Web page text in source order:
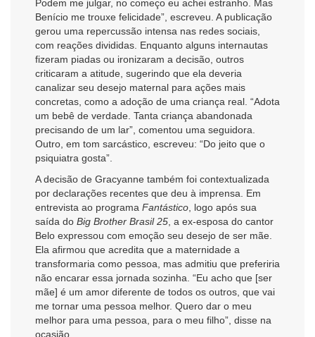
Podem me julgar, no começo eu achei estranho. Mas
Benício me trouxe felicidade”, escreveu. A publicação
gerou uma repercussão intensa nas redes sociais,
com reações divididas. Enquanto alguns internautas
fizeram piadas ou ironizaram a decisão, outros
criticaram a atitude, sugerindo que ela deveria
canalizar seu desejo maternal para ações mais
concretas, como a adoção de uma criança real. “Adota
um bebê de verdade. Tanta criança abandonada
precisando de um lar”, comentou uma seguidora.
Outro, em tom sarcástico, escreveu: “Do jeito que o
psiquiatra gosta”.
A decisão de Gracyanne também foi contextualizada
por declarações recentes que deu à imprensa. Em
entrevista ao programa Fantástico , logo após sua
saída do Big Brother Brasil 25 , a ex-esposa do cantor
Belo expressou com emoção seu desejo de ser mãe.
Ela afirmou que acredita que a maternidade a
transformaria como pessoa, mas admitiu que preferiria
não encarar essa jornada sozinha. “Eu acho que [ser
mãe] é um amor diferente de todos os outros, que vai
me tornar uma pessoa melhor. Quero dar o meu
melhor para uma pessoa, para o meu filho”, disse na
ocasião.